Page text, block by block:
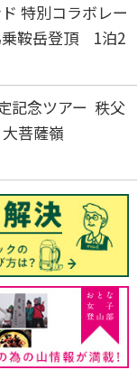
特別コラボレー
鞍岳登頂 1泊2
記念ツアー 秩父
菩薩嶺